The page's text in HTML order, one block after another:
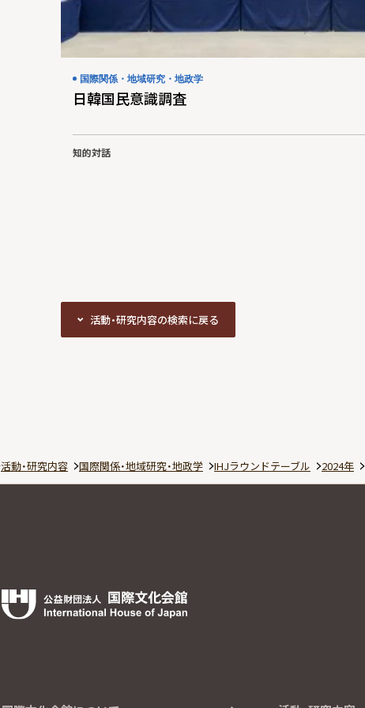
国際関係・地域研究・地政学
日韓国民意識調査
知的対話
活動・研究内容の検索に戻る
活動・研究内容の検索に戻る
活動・研究内容 国際関係・地域研究・地政学 IHJラウンドテーブル 2024年